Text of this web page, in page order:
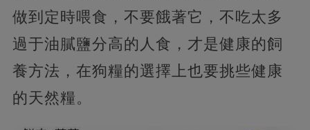
做到定時喂食，不要餓著它，不吃太多
過于油膩鹽分高的人食，才是健康的飼
養方法，在狗糧的選擇上也要挑些健康
的天然糧。